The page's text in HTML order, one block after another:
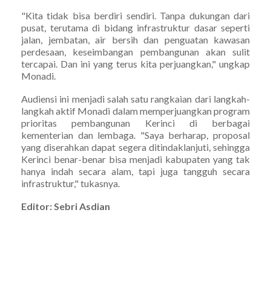
"Kita tidak bisa berdiri sendiri. Tanpa dukungan dari
pusat, terutama di bidang infrastruktur dasar seperti
jalan, jembatan, air bersih dan penguatan kawasan
perdesaan, keseimbangan pembangunan akan sulit
tercapai. Dan ini yang terus kita perjuangkan," ungkap
Monadi.
Audiensi ini menjadi salah satu rangkaian dari langkah-
langkah aktif Monadi dalam memperjuangkan program
prioritas pembangunan Kerinci di berbagai
kementerian dan lembaga. "Saya berharap, proposal
yang diserahkan dapat segera ditindaklanjuti, sehingga
Kerinci benar-benar bisa menjadi kabupaten yang tak
hanya indah secara alam, tapi juga tangguh secara
infrastruktur," tukasnya.
Editor: Sebri Asdian